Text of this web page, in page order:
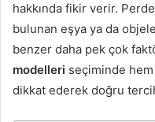
hakkında fikir verir.
bulunan eşya ya da
benzer daha pek çok
modelleri seçiminde
dikkat ederek doğru